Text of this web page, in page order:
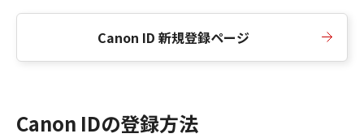
Canon ID 新規登録ページ
Canon IDの登録方法